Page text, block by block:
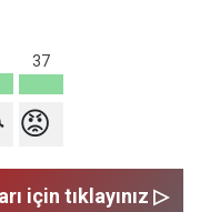
37
😡
için tıklayınız ▷